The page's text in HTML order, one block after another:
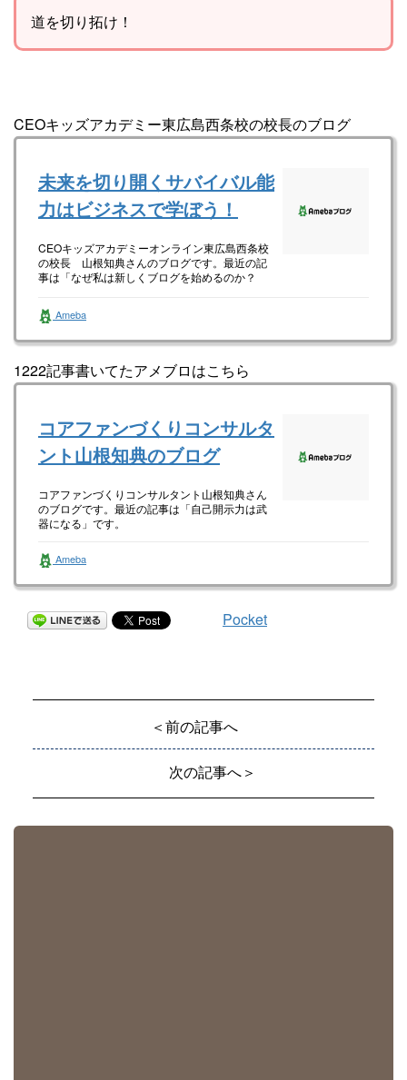
道を切り拓け！
CEOキッズアカデミー東広島西条校の校長のブログ
未来を切り開くサバイバル能
力はビジネスで学ぼう！
CEOキッズアカデミーオンライン東広島西条校
の校長 山根知典さんのブログです。最近の記
事は「なぜ私は新しくブログを始めるのか？
Ameba
1222記事書いてたアメブロはこちら
コアファンづくりコンサルタ
ント山根知典のブログ
コアファンづくりコンサルタント山根知典さん
のブログです。最近の記事は「自己開示力は武
器になる」です。
Ameba
Pocket
＜前の記事へ
次の記事へ＞